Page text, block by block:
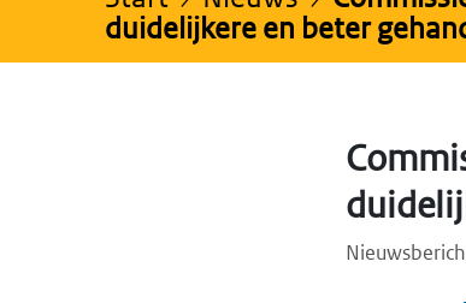
duidelijkere en beter